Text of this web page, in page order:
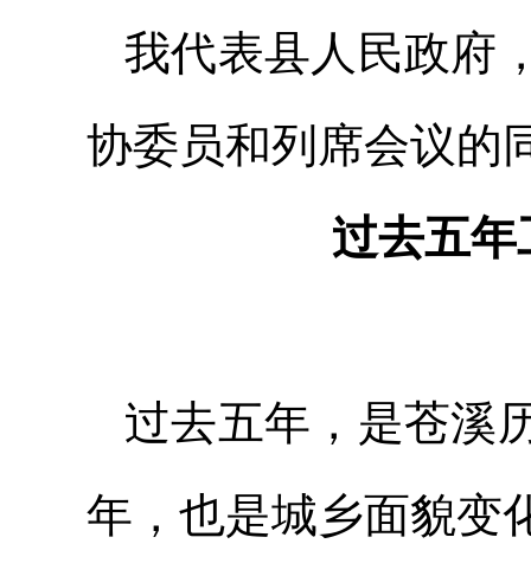
我代表县人民政府
协委员和列席会议的
过去五年
过去五年，是苍溪
年，也是城乡面貌变